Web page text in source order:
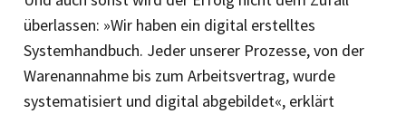
überlassen: »Wir haben ein digital erstelltes
Systemhandbuch. Jeder unserer Prozesse, von der
Warenannahme bis zum Arbeitsvertrag, wurde
systematisiert und digital abgebildet«, erklärt